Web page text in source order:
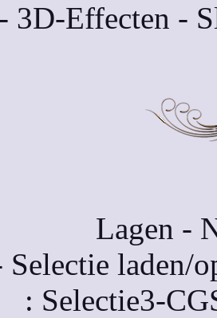
3D-Effecten -
Lagen -
Selectie laden/
: Selectie3-